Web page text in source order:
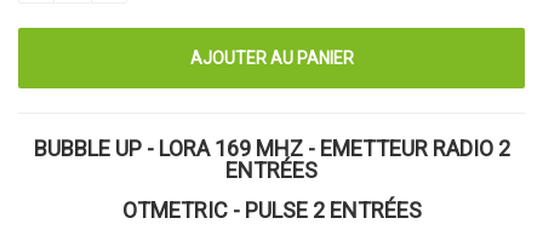
BUBBLE UP - LORA 169 MHZ - EMETTEUR RADIO 2
ENTRÉES
OTMETRIC - PULSE 2 ENTRÉES